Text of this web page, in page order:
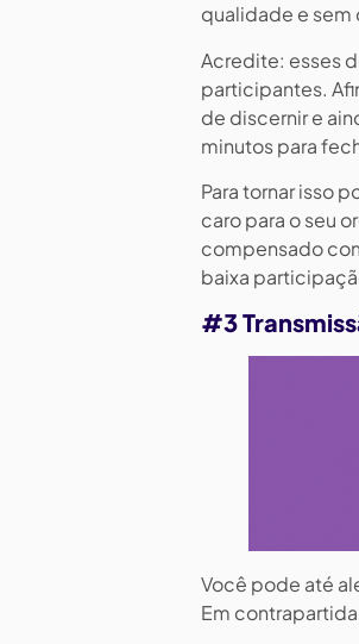
qualidade e sem
Acredite: esses
participantes.
de discernir e
minutos para
Para tornar isso
caro para o seu
compensado
baixa
#3
Você pode até
Em